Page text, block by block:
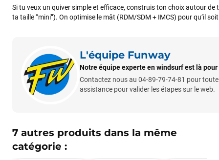
Si tu veux un quiver simple et efficace, construis ton choix autour de
ta taille “mini”). On optimise le mât (RDM/SDM + IMCS) pour qu’il
L'équipe Funway
Notre équipe experte en windsurf est là
Contactez nous au 04-89-79-74-81 pour
assistance pour valider les étapes sur le web.
7 autres produits dans la même
catégorie :